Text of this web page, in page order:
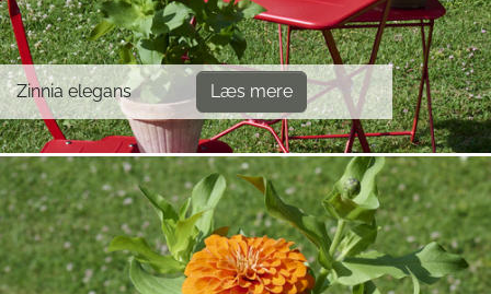
Zinnia elegans Læs mere